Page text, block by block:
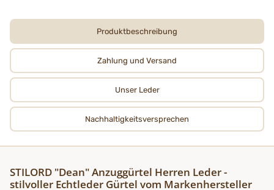
Produktbeschreibung
Zahlung und Versand
Unser Leder
Nachhaltigkeits­­­versprechen
STILORD "Dean" Anzuggürtel Herren Leder-
stilvoller Echtleder Gürtel vom Markenhersteller